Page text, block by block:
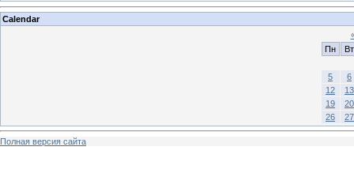
Calendar
Пн
Вт
5
6
12
13
19
20
26
27
Полная версия сайта